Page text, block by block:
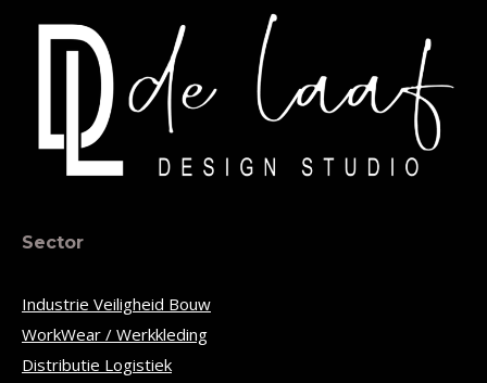
Sector
Industrie Veiligheid Bouw
WorkWear / Werkkleding
Distributie Logistiek